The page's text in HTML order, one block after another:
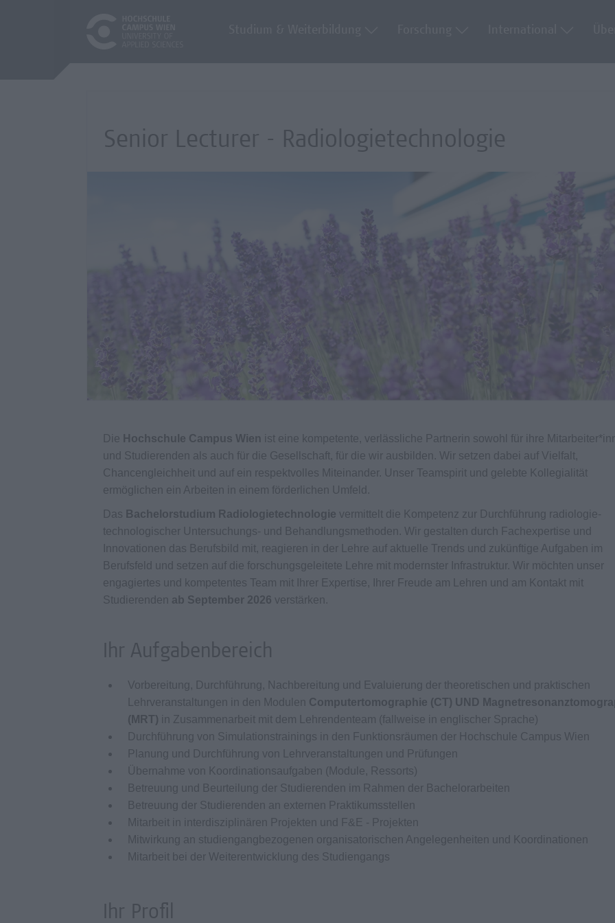
Senior Lecturer - Radiologietechnologie
Die Hochschule Campus Wien
ist eine kompetente, verlässliche Partnerin sowohl für ihre
und Studierenden als auch für die Gesellschaft, für die wir ausbilden. Wir setzen dabei auf Vielfalt,
Chancengleichheit und auf ein respektvolles Miteinander. Unser Teamspirit und gelebte Kollegialität
ermöglichen ein Arbeiten in einem förderlichen Umfeld.
Das Bachelorstudium Radiologietechnologie vermittelt die Kompetenz zur Durchführung radiologie-
technologischer Untersuchungs- und Behandlungsmethoden. Wir gestalten durch Fachexpertise und
Innovationen das Berufsbild mit, reagieren in der Lehre auf aktuelle Trends und zukünftige Aufgaben im
Berufsfeld und setzen auf die forschungsgeleitete Lehre mit modernster Infrastruktur. Wir möchten unser
engagiertes und kompetentes Team mit Ihrer Expertise, Ihrer Freude am Lehren und am Kontakt mit
Studierenden ab September 2026 verstärken.
Ihr Aufgabenbereich
Vorbereitung, Durchführung, Nachbereitung und Evaluierung der theoretischen und praktischen
Lehrveranstaltungen in den Modulen Computertomographie (CT) UND
(MRT) in Zusammenarbeit mit dem Lehrendenteam (fallweise in englischer Sprache)
Durchführung von Simulationstrainings in den Funktionsräumen der Hochschule Campus Wien
Planung und Durchführung von Lehrveranstaltungen und Prüfungen
Übernahme von Koordinationsaufgaben (Module, Ressorts)
Betreuung und Beurteilung der Studierenden im Rahmen der Bachelorarbeiten
Betreuung der Studierenden an externen Praktikumsstellen
Mitarbeit in interdisziplinären Projekten und F&E - Projekten
Mitwirkung an studiengangbezogenen organisatorischen Angelegenheiten und Koordinationen
Mitarbeit bei der Weiterentwicklung des Studiengangs
Ihr Profil